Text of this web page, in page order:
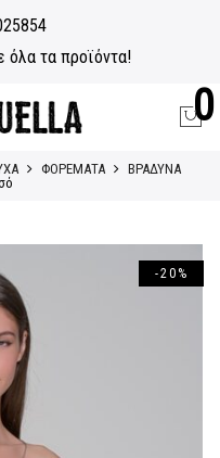
όλα τα προϊόντα!
0
ΦΟΡΕΜΑΤΑ
ΒΡΑΔΥΝΑ
-20%